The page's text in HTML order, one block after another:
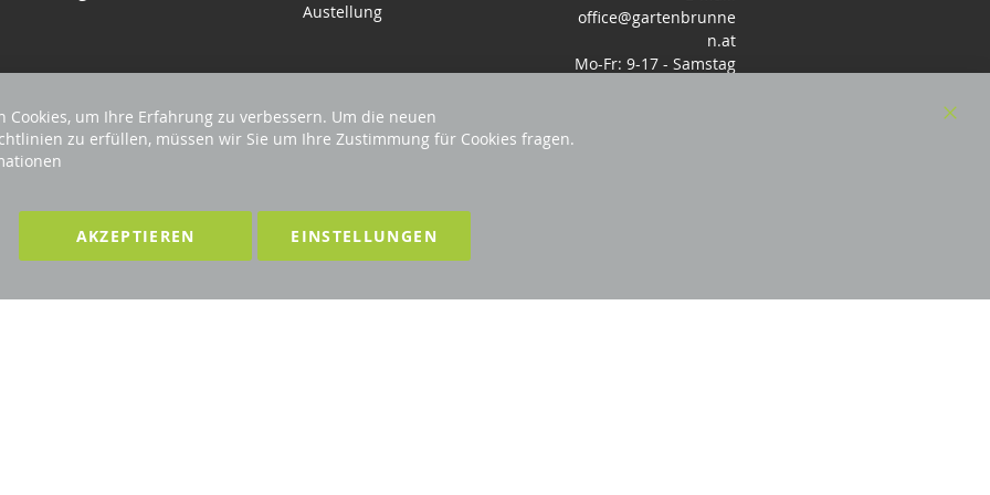
Austellung
office@gartenbrunne
n.at
Mo-Fr: 9-17 - Samstag
Cookies, um Ihre Erfahrung zu verbessern. Um die neuen
zu erfüllen, müssen wir Sie um Ihre Zustimmung für Cookies fragen.
AKZEPTIEREN EINSTELLUNGEN